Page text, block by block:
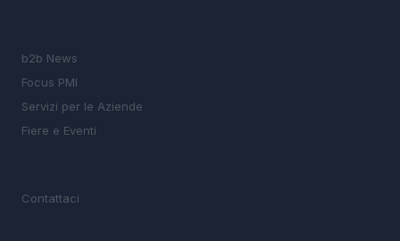
b2b News
Focus PMI
Servizi per le Aziende
Fiere e Eventi
Contattaci